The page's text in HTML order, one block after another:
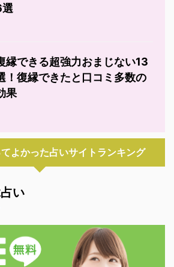
縁できる超強力おまじない13
！復縁できたと口コミ多数の
果
てよかった占いサイトランキング
い